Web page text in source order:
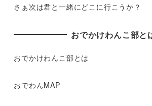
さぁ次は君と一緒にどこに行こうか？
おでかけわんこ部と
おでかけわんこ部とは
おでわんMAP